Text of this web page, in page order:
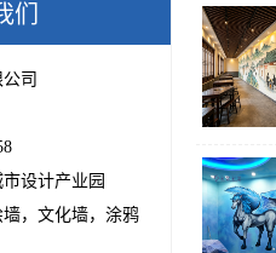
们
司
设计产业园
，文化墙，涂鸦